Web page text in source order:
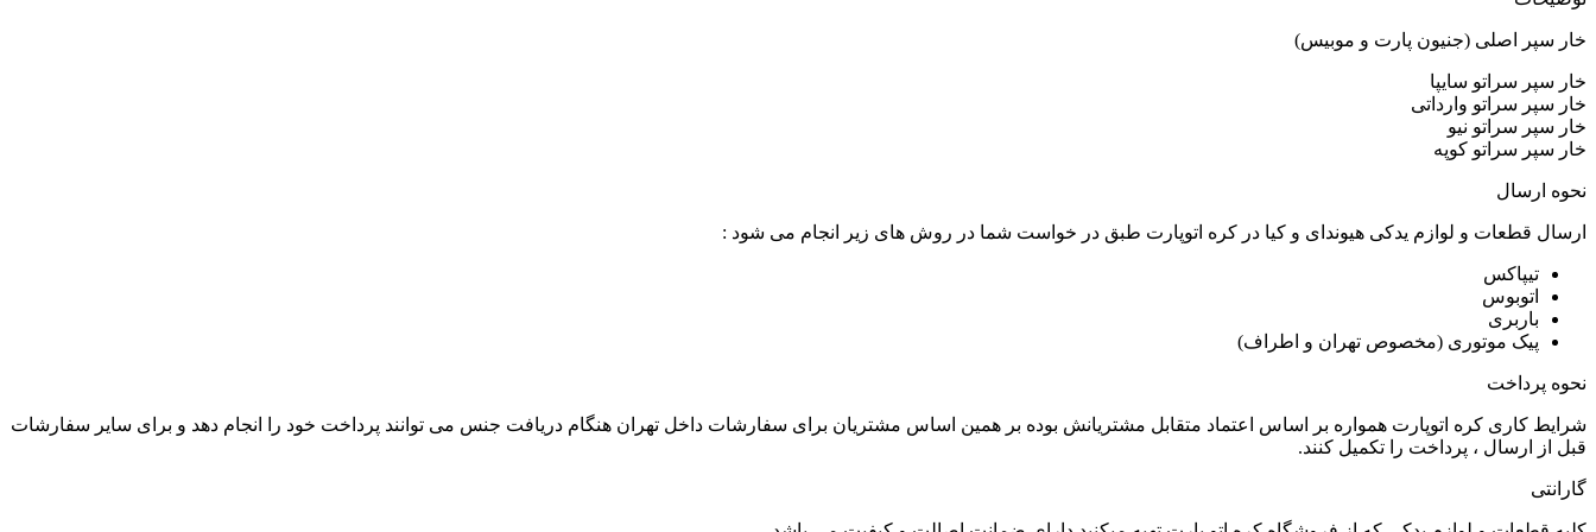
خار سپر اصلی (جنیون پارت و موبیس)
خار سپر سراتو سایپا
خار سپر سراتو وارداتی
خار سپر سراتو نیو
خار سپر سراتو کوپه
نحوه ارسال
ارسال قطعات و لوازم یدکی هیوندای و کیا در کره اتوپارت طبق در خواست شما در روش های زیر انجام می شود :
تیپاکس
اتوبوس
باربری
پیک موتوری (مخصوص تهران و اطراف)
نحوه پرداخت
شرایط کاری کره اتوپارت همواره بر اساس اعتماد متقابل مشتریانش بوده بر همین اساس مشتریان برای سفارشات داخل تهران هنگام دریافت جنس می توانند پرداخت خود را انجام دهد و برای سایر سفارشات
قبل از ارسال ، پرداخت را تکمیل کنند.
گارانتی